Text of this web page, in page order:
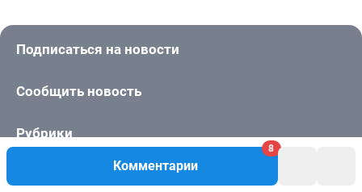
Комментарии
8
Подписаться на новости
Сообщить новость
Рубрики
Реклама на сайте